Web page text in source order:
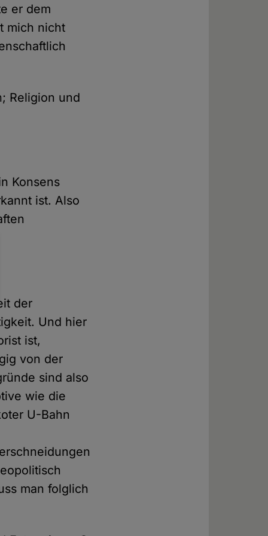
er dem
mich nicht
Religion und
Konsens
ist. Also
der
Und hier
ist,
von der
sind also
wie die
U-Bahn
man folglich